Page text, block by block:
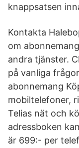
knappsatsen
Kontakta
om
andra tjänster.
på vanliga
abonnemang
mobiltelefoner,
Telias nät och
adressboken
är 699:- per